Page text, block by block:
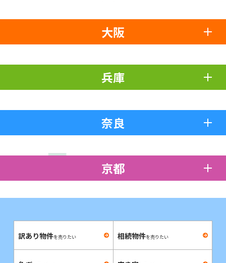
大阪
兵庫
奈良
京都
訳あり物件を売りたい 相続物件を売りたい